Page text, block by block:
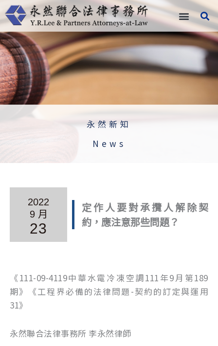
跳
至
主
要
內
容
永然新知
News
2022
9 月
23
定作人要對承攬人解除契
約，應注意那些問題？
《111-09-4119中華水電冷凍空調111年9月第189
期》《工程界必備的法律問題-契約的訂定與運用
31》
永然聯合法律事務所 李永然律師